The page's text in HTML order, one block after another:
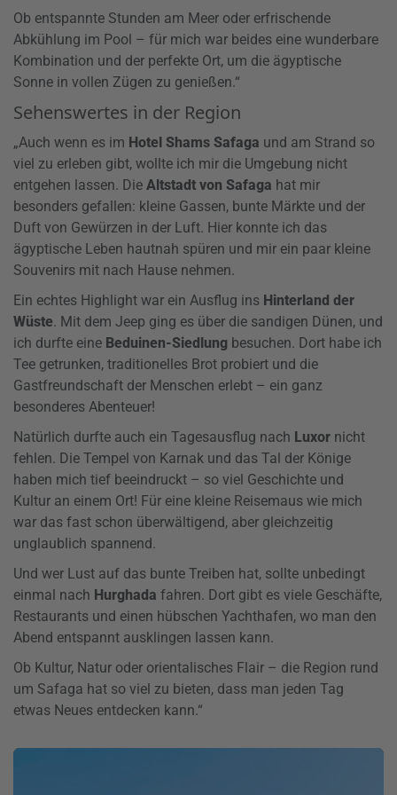
Ob entspannte Stunden am Meer oder erfrischende
Abkühlung im Pool – für mich war beides eine wunderbare
Kombination und der perfekte Ort, um die ägyptische
Sonne in vollen Zügen zu genießen.“
Sehenswertes in der Region
„Auch wenn es im Hotel Shams Safaga und am Strand so
viel zu erleben gibt, wollte ich mir die Umgebung nicht
entgehen lassen. Die Altstadt von Safaga hat mir
besonders gefallen: kleine Gassen, bunte Märkte und der
Duft von Gewürzen in der Luft. Hier konnte ich das
ägyptische Leben hautnah spüren und mir ein paar kleine
Souvenirs mit nach Hause nehmen.
Ein echtes Highlight war ein Ausflug ins Hinterland der
Wüste. Mit dem Jeep ging es über die sandigen Dünen, und
ich durfte eine Beduinen-Siedlung besuchen. Dort habe ich
Tee getrunken, traditionelles Brot probiert und die
Gastfreundschaft der Menschen erlebt – ein ganz
besonderes Abenteuer!
Natürlich durfte auch ein Tagesausflug nach Luxor nicht
fehlen. Die Tempel von Karnak und das Tal der Könige
haben mich tief beeindruckt – so viel Geschichte und
Kultur an einem Ort! Für eine kleine Reisemaus wie mich
war das fast schon überwältigend, aber gleichzeitig
unglaublich spannend.
Und wer Lust auf das bunte Treiben hat, sollte unbedingt
einmal nach Hurghada fahren. Dort gibt es viele Geschäfte,
Restaurants und einen hübschen Yachthafen, wo man den
Abend entspannt ausklingen lassen kann.
Ob Kultur, Natur oder orientalisches Flair – die Region rund
um Safaga hat so viel zu bieten, dass man jeden Tag
etwas Neues entdecken kann.“